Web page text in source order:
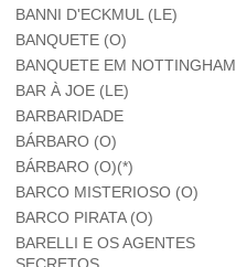
BANNI D'ECKMUL (LE)
BANQUETE (O)
BANQUETE EM NOTTINGHAM
BAR À JOE (LE)
BARBARIDADE
BÁRBARO (O)
BÁRBARO (O)(*)
BARCO MISTERIOSO (O)
BARCO PIRATA (O)
BARELLI E OS AGENTES